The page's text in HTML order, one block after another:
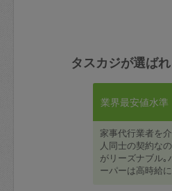
タスカジが選ば
業界最安値水準
家事代行業者を
人同士の契約な
がリーズナブル｡
ーパーは高時給に